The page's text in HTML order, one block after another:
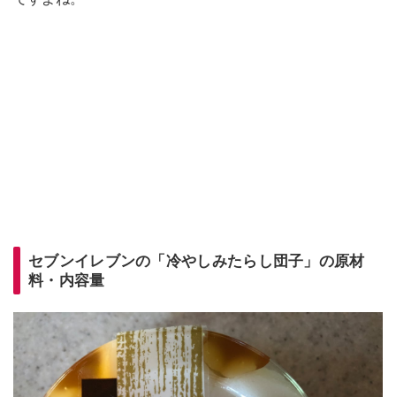
セブンイレブンの「冷やしみたらし団子」の原材
料・内容量